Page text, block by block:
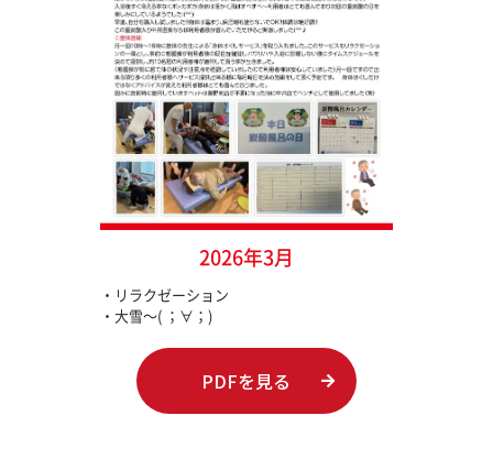
2026年3月
・リラクゼーション
・大雪～( ；∀；)
PDFを見る